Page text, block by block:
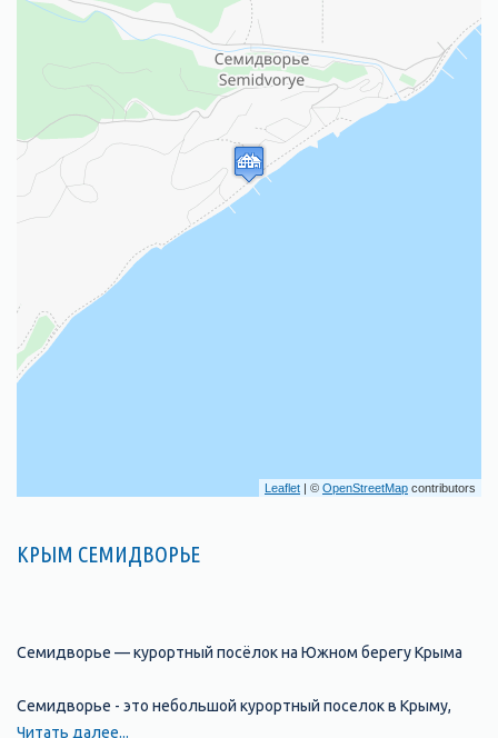
Leaflet | © OpenStreetMap contributors
КРЫМ СЕМИДВОРЬЕ
Семидворье — курортный посёлок на Южном берегу Крыма
Семидворье - это небольшой курортный поселок в Крыму,
расположенный на берегу Черного моря. Он находится
Читать далее...